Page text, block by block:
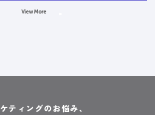
View More
ティングのお悩み、